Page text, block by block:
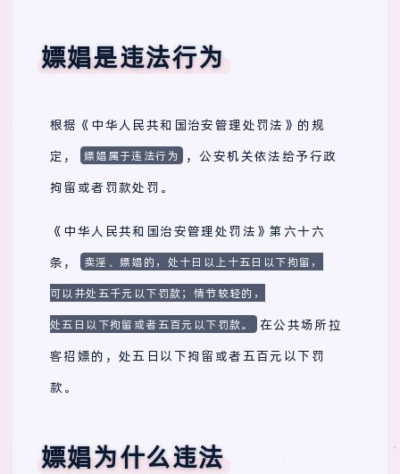
嫖娼是违法行为
根据《中华人民共和国治安管理处罚法》的规
定，
嫖娼属于违法行为
，公安机关依法给予行政
拘留或者罚款处罚。
《中华人民共和国治安管理处罚法》第六十六
条，
卖淫、嫖娼的，处十日以上十五日以下拘留，
可以并处五千元以下罚款；情节较轻的，
处五日以下拘留或者五百元以下罚款。
在公共场所拉
客招嫖的，处五日以下拘留或者五百元以下罚
款。
嫖娼为什么违法